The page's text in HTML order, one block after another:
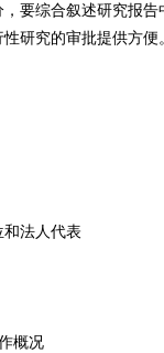
综合叙述研究报告
研究的审批提供方便。
法人代表
概况